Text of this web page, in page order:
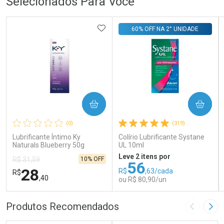
(0)
Lubrificante Íntimo Ky
Naturals Blueberry 50g
R$ 31,59
R$28,40
10% OFF
ADICIONAR AOS FAVORITOS
COMPRAR
FECHAR
FECHAR
Por Menos
(319)
Colírio Lubrificante Systane
UL 10ml
60% OFF NA 2° UNIDADE
Leve 2 itens por
R$56,63/cada
ou R$ 80,90/un
COMPRAR
Por Menos
Produtos Recomendados Imagem